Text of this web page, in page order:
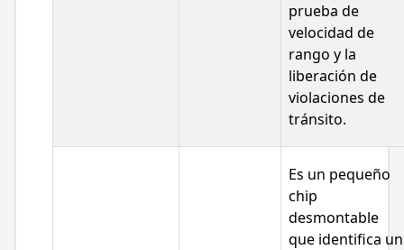
prueba de
velocidad de
rango y la
liberación de
violaciones de
tránsito.
Es un pequeño
chip
desmontable
que identifica un